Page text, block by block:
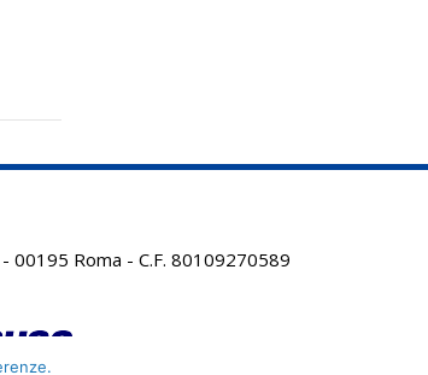
00195 Roma - C.F. 80109270589